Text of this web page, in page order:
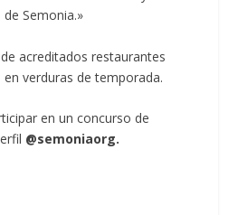
Semonia.»
acreditados restaurantes
verduras de temporada.
en un concurso de
@semoniaorg.